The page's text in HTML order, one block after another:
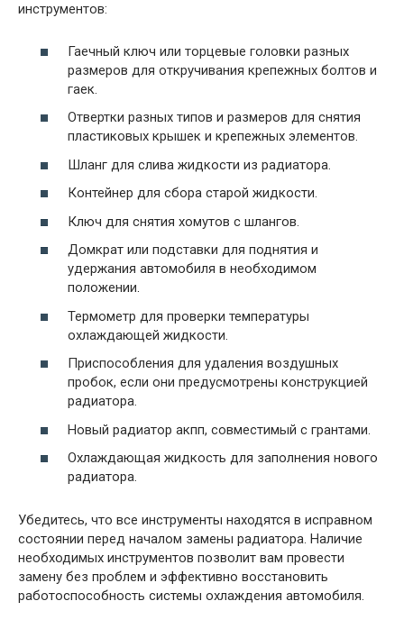
инструментов:
Гаечный ключ или торцевые головки разных
размеров для откручивания крепежных болтов и
гаек.
Отвертки разных типов и размеров для снятия
пластиковых крышек и крепежных элементов.
Шланг для слива жидкости из радиатора.
Контейнер для сбора старой жидкости.
Ключ для снятия хомутов с шлангов.
Домкрат или подставки для поднятия и
удержания автомобиля в необходимом
положении.
Термометр для проверки температуры
охлаждающей жидкости.
Приспособления для удаления воздушных
пробок, если они предусмотрены конструкцией
радиатора.
Новый радиатор акпп, совместимый с грантами.
Охлаждающая жидкость для заполнения нового
радиатора.
Убедитесь, что все инструменты находятся в исправном
состоянии перед началом замены радиатора. Наличие
необходимых инструментов позволит вам провести
замену без проблем и эффективно восстановить
работоспособность системы охлаждения автомобиля.